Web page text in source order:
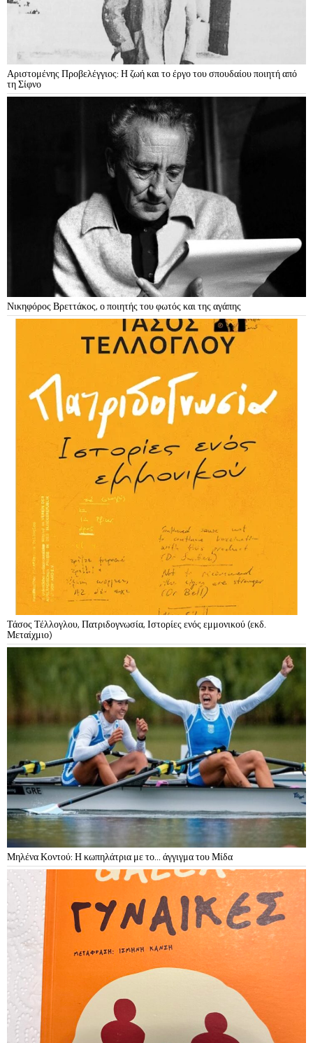
Αριστομένης Προβελέγγιος: Η ζωή και το έργο του σπουδαίου ποιητή από
τη Σίφνο
Νικηφόρος Βρεττάκος, ο ποιητής του φωτός και της αγάπης
Τάσος Τέλλογλου, Πατριδογνωσία, Ιστορίες ενός εμμονικού (εκδ.
Μεταίχμιο)
Μηλένα Κοντού: Η κωπηλάτρια με το… άγγιγμα του Μίδα